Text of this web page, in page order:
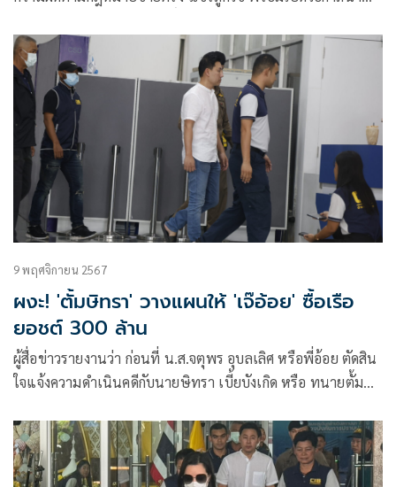
9 พฤศจิกายน 2567
ผงะ! 'ตั้มษิทรา' วางแผนให้ 'เจ๊อ้อย' ซื้อเรือ
ยอชต์ 300 ล้าน
ผู้สื่อข่าวรายงานว่า ก่อนที่ น.ส.จตุพร อุบลเลิศ หรือพี่อ้อย ตัดสิน
ใจแจ้งความดำเนินคดีกับนายษิทรา เบี้ยบังเกิด หรือ ทนายตั้ม